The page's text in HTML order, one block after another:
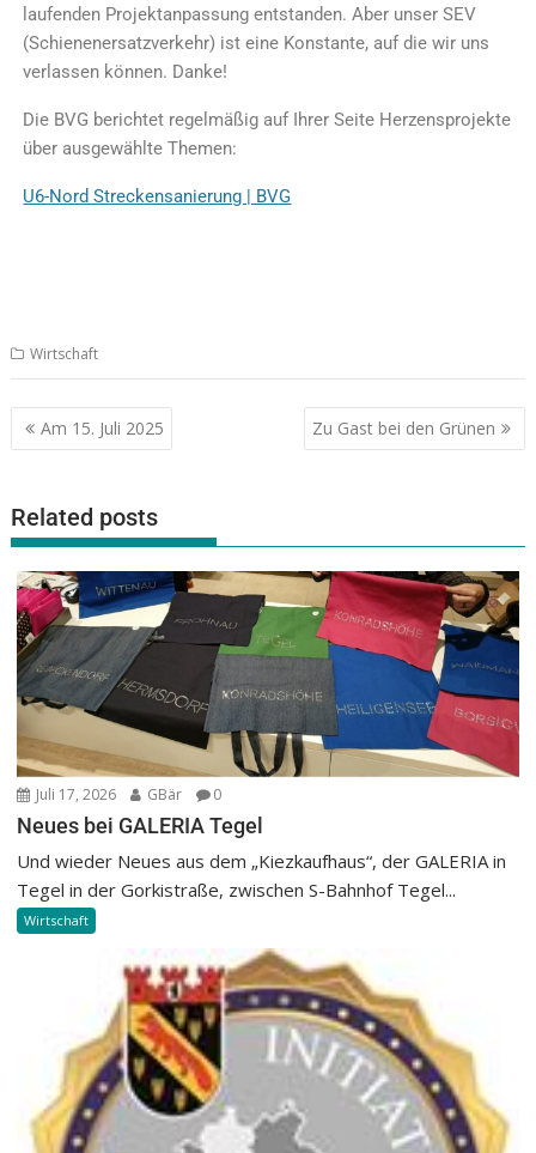
laufenden Projektanpassung entstanden. Aber unser SEV
(Schienenersatzverkehr) ist eine Konstante, auf die wir uns
verlassen können. Danke!
Die BVG berichtet regelmäßig auf Ihrer Seite Herzensprojekte
über ausgewählte Themen:
U6-Nord Streckensanierung | BVG
Wirtschaft
Am 15. Juli 2025 Zu Gast bei den Grünen
Related posts
Juli 17, 2026 GBär 0
Neues bei GALERIA Tegel
Und wieder Neues aus dem „Kiezkaufhaus“, der GALERIA in
Tegel in der Gorkistraße, zwischen S-Bahnhof Tegel...
Wirtschaft